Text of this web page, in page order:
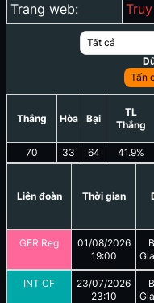
Trang web:
Tất cả
Tấn
Thắng
70
Hòa
33
Bại
64
TL
Thắng
41.9%
Liên đoàn Thời gian
GER Reg
01/08/2026
19:00
INT CF
23/07/2026
23:10